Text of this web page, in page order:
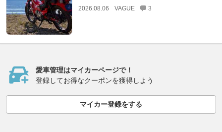
2026.08.06 VAGUE 3
愛車管理はマイカーページで！
登録してお得なクーポンを獲得しよう
マイカー登録をする